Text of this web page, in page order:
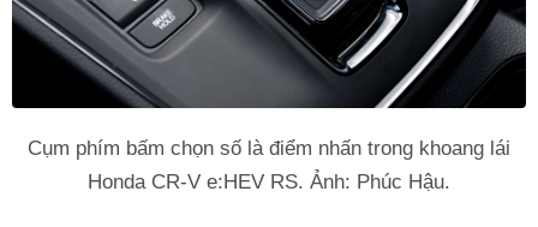
Cụm phím bấm chọn số là điểm nhấn trong khoang lái
Honda CR-V e:HEV RS. Ảnh: Phúc Hậu.